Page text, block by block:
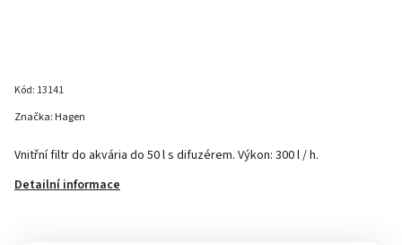
Kód: 13141
Vnitřní filtr do akvária do 50 l s difuzérem. Výkon: 300 l / h.
Detailní informace
Značka: Hagen